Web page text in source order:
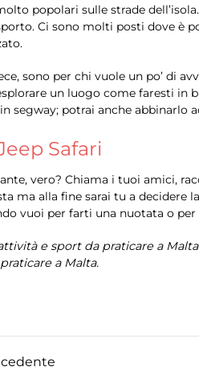
popolari sulle strade
Ci sono molti posti dove è
sono per chi vuole un po’ di
un luogo come faresti
segway; potrai anche abbinarlo
Safari
vero? Chiama i tuoi amici,
ma alla fine sarai tu a
vuoi per farti una nuotata o
e sport da praticare a
a Malta.